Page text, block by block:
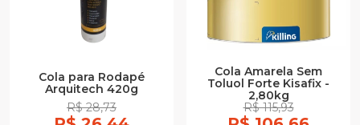
Cola para Rodapé
Arquitech 420g
R$ 28,73
Cola Amarela Sem
Toluol Forte Kisafix -
2,80kg
R$ 115,93